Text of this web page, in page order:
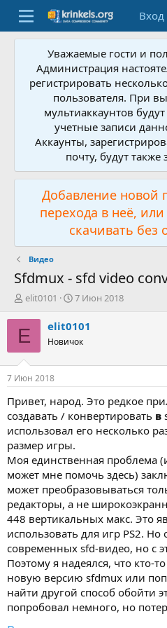
Вход
Уважаемые гости и
Администрация
регистрировать
пользователя. При
мультиаккаунтов
учетные записи
Аккаунты,
почту, будут
Добавление новой
перехода в неё,
скачивать без
Видео
Sfdmux - sfd video
А
т
о
т
м
ы
elit0101
Д
т
н
а
л
а
7 Июн 2018
E elit0101
Новичок
7 Июн 2018
Привет, народ. Это редкое
создавать / конвертировать в
использовал его несколько
размер игры.
Моя единственная проблема
может мне помочь здесь)
может преобразовываться
редакторы, а не
448 вертикальных макс. Это
использовать для игр PS2. Но
современных sfd-видео, но с
Поэтому я надеялся, что кто-
новую версию sfdmux или
найти другой способ обойти
попробовал немного, но